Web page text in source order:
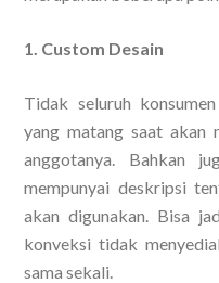
1. Custom Desain
Tidak seluruh
yang matang saat akan
anggotanya. Bahkan
mempunyai deskripsi
akan digunakan. Bisa
konveksi tidak
sama sekali.